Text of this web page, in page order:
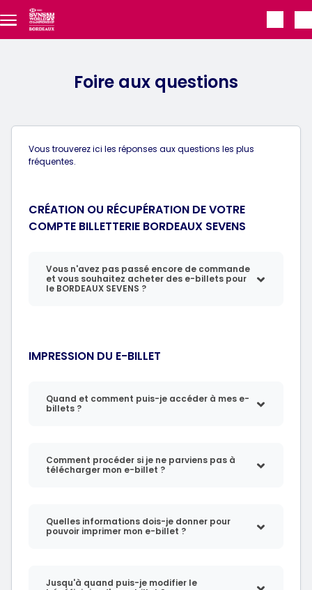
Aller au contenu principal
Foire aux questions
Vous trouverez ici les réponses aux questions les plus
fréquentes.
CRÉATION OU RÉCUPÉRATION DE VOTRE
COMPTE BILLETTERIE BORDEAUX SEVENS
Vous n'avez pas passé encore de commande
et vous souhaitez acheter des e-billets pour
le BORDEAUX SEVENS ?
IMPRESSION DU E-BILLET
Quand et comment puis-je accéder à mes e-
billets ?
Comment procéder si je ne parviens pas à
télécharger mon e-billet ?
Quelles informations dois-je donner pour
pouvoir imprimer mon e-billet ?
Jusqu'à quand puis-je modifier le